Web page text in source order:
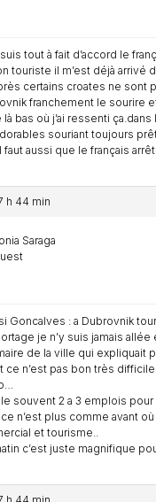
tout à fait d’accord le
touriste il m’est déjà arrivé
certains croates ne sont
franchement le sourire
là bas où j’ai ressenti
souriant toujours
faut aussi que le français
h 44 min
Saraga
Goncalves : a Dubrovnik
je n’y suis jamais
de la ville qui expliquait
ce n’est pas bon très
souvent 2 a 3 emplois pour
n’est plus comme avant
et tourisme..
c’est juste magnifique